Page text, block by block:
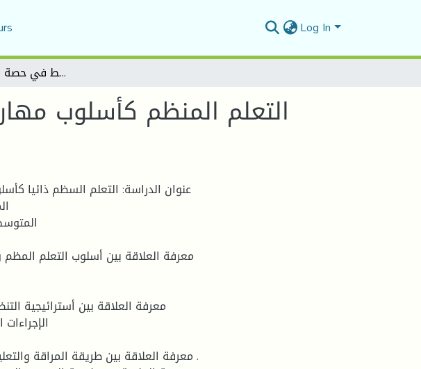
Log In
التعلم المنظم كأسلوب مهارات ما وراء المعرفة بالنسبة لتلاميذ المرحاة التعليم المتوشط في حصة التربية البدنية
التعلم المنظم كأسلوب
عنوان الدراسة: التعلم السظم ذائيا
معرفة العلاقة بين أسلوب التعلم
معرفة العلاقة بين أسترائيجية
معرفة العلاقة بين طريقة المراقة